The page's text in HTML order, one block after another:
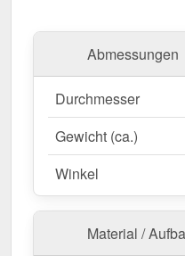
Jetzt Fallrohrbogen
passgenaue &
Abmessungen
Durchmesser
Gewicht (ca.)
Winkel
Material /